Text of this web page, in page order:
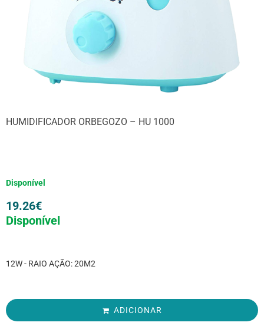
HUMIDIFICADOR ORBEGOZO – HU 1000
Disponível
19.26€
Disponível
12W - RAIO AÇÃO: 20M2
ADICIONAR